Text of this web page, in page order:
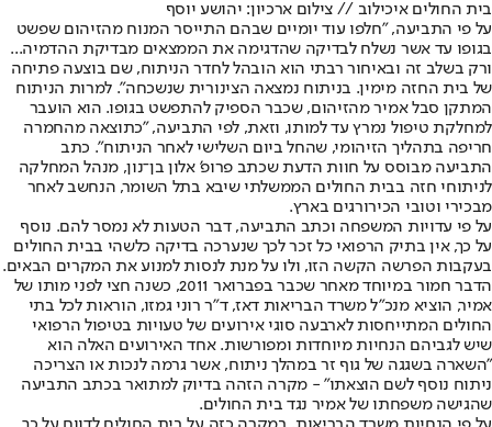
בית החולים איכילוב // צילום ארכיון: יהושע יוסף
על פי התביעה, "חלפו עוד יומיים שבהם התייסר המנוח מהזיהום שפשט
בגופו עד אשר נשלח לבדיקה שהדגימה את הממצאים מבדיקת ההדמיה...
ורק בשלב זה ובאיחור רבתי הוא הובהל לחדר הניתוח, שם בוצעה פתיחה
של בית החזה מימין. בניתוח נמצאה הצינורית שנשכחה". למרות הניתוח
המתקן סבל אמיר מהזיהום, שכבר הספיק להתפשט בגופו. הוא הועבר
למחלקת טיפול נמרץ עד למותו, וזאת, לפי התביעה, "כתוצאה מהחמרה
חריפה בתהליך הזיהומי, שהחל ביום השלישי לאחר הניתוח". כתב
התביעה מבוסס על חוות הדעת שכתב פרופ' אלון בן־נון, מנהל המחלקה
לניתוחי חזה בבית החולים הממשלתי שיבא בתל השומר, הנחשב לאחר
מבכירי וטובי הכירורגים בארץ.
על פי עדויות המשפחה וכתב התביעה, דבר הטעות לא נמסר להם. נוסף
על כך, אין בתיק הרפואי כל זכר לכך שנערכה בדיקה כלשהי בבית החולים
בעקבות הפרשה הקשה הזו, ולו על מנת לנסות למנוע את המקרים הבאים.
הדבר חמור במיוחד מאחר שכבר בפברואר 2011, כשנה חצי לפני מותו של
אמיר, הוציא מנכ"ל משרד הבריאות דאז, ד"ר רוני גמזו, הוראות לכל בתי
החולים המתייחסות לארבעה סוגי אירועים של טעויות בטיפול הרפואי
שיש לגביהם הנחיות מיוחדות ומפורשות. אחד האירועים האלה הוא
"השארה בשגגה של גוף זר במהלך ניתוח, אשר גרמה לנכות או הצריכה
ניתוח נוסף לשם הוצאתו" - מקרה הזהה בדיוק למתואר בכתב התביעה
שהגישה משפחתו של אמיר נגד בית החולים.